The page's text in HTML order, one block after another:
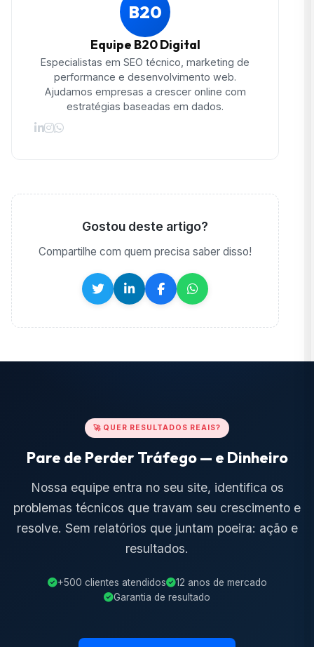
B20
Equipe B20 Digital
Especialistas em SEO técnico, marketing de
performance e desenvolvimento web.
Ajudamos empresas a crescer online com
estratégias baseadas em dados.
Gostou deste artigo?
Compartilhe com quem precisa saber disso!
🚀 QUER RESULTADOS REAIS?
Pare de Perder Tráfego — e Dinheiro
Nossa equipe entra no seu site, identifica os
problemas técnicos que travam seu crescimento e
resolve. Sem relatórios que juntam poeira: ação e
resultados.
+500 clientes atendidos
12 anos de mercado
Garantia de resultado